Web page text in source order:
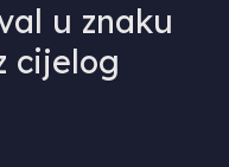
u znaku
cijelog